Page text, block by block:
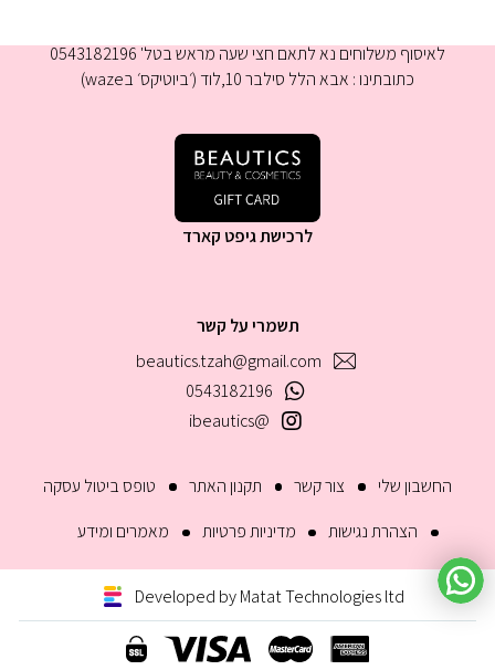
החשבון שלי צור קשר תקנון האתר
טופס ביטול עסקה
הצהרת נגישות
מדיניות פרטיות מאמרים ומידע
תשמרי על קשר
beautics.tzah@gmail.com
0543182196
@ibeautics
לאיסוף משלוחים נא לתאם חצי שעה מראש בטל' 0543182196
כתובתינו : אבא הלל סילבר 10,לוד (׳ביוטיקס׳ בwaze)
לרכישת גיפט קארד
Developed by Matat Technologies ltd